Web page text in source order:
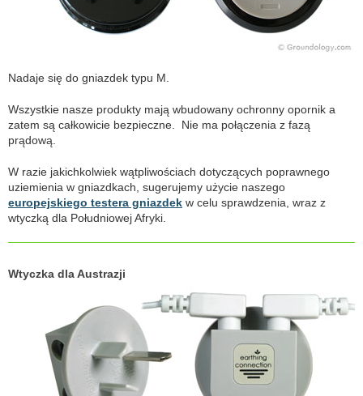
Nadaje się do gniazdek typu M.
Wszystkie nasze produkty mają wbudowany ochronny opornik a
zatem są całkowicie bezpieczne. Nie ma połączenia z fazą
prądową.
W razie jakichkolwiek wątpliwościach dotyczących poprawnego
uziemienia w gniazdkach, sugerujemy użycie naszego
europejskiego testera gniazdek w celu sprawdzenia, wraz z
wtyczką dla Południowej Afryki.
Wtyczka dla Austrazji